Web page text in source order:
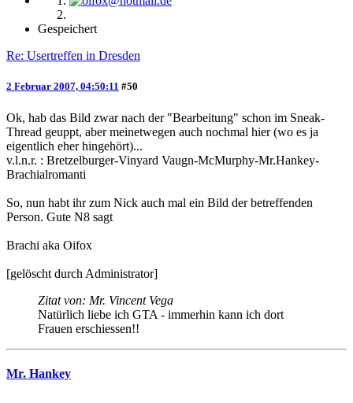
Gespeichert
Re: Usertreffen in Dresden
2 Februar 2007, 04:50:11 #50
Ok, hab das Bild zwar nach der "Bearbeitung" schon im Sneak-
Thread geuppt, aber meinetwegen auch nochmal hier (wo es ja
eigentlich eher hingehört)...
v.l.n.r. : Bretzelburger-Vinyard Vaugn-McMurphy-Mr.Hankey-
Brachialromanti
So, nun habt ihr zum Nick auch mal ein Bild der betreffenden
Person. Gute N8 sagt
Brachi aka Oifox
[gelöscht durch Administrator]
Zitat von: Mr. Vincent Vega
Natürlich liebe ich GTA - immerhin kann ich dort
Frauen erschiessen!!
Mr. Hankey